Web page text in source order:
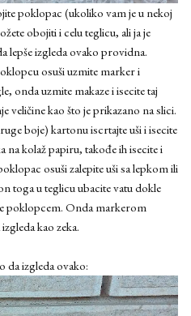
poklopac (ukoliko vam je u nekoj
obojiti i celu teglicu, ali ja je
lepše izgleda ovako providna.
osuši uzmite marker i
onda uzmite makaze i isecite taj
veličine kao što je prikazano na slici.
boje) kartonu iscrtajte uši i isecite
na kolaž papiru, takođe ih isecite i
osuši zalepite uši sa lepkom ili
toga u teglicu ubacite vatu dokle
poklopcem. Onda markerom
kao zeka.
da izgleda ovako: